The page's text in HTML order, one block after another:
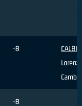
-8
Lorenzo
Cambio
-8